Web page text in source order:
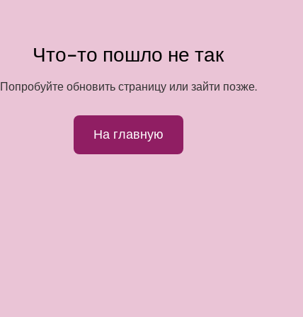
Что-то пошло не так
Попробуйте обновить страницу или зайти позже.
На главную